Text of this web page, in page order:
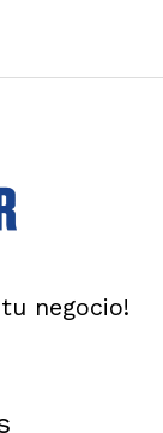
negocio!